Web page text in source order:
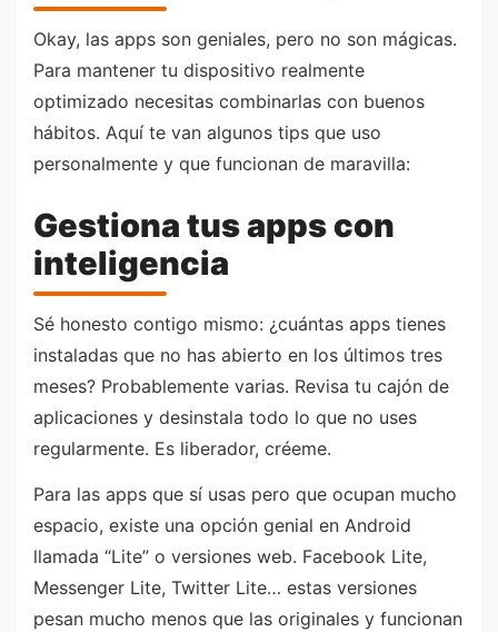
Okay, las apps son geniales, pero no son mágicas.
Para mantener tu dispositivo realmente
optimizado necesitas combinarlas con buenos
hábitos. Aquí te van algunos tips que uso
personalmente y que funcionan de maravilla:
Gestiona tus apps con
inteligencia
Sé honesto contigo mismo: ¿cuántas apps tienes
instaladas que no has abierto en los últimos tres
meses? Probablemente varias. Revisa tu cajón de
aplicaciones y desinstala todo lo que no uses
regularmente. Es liberador, créeme.
Para las apps que sí usas pero que ocupan mucho
espacio, existe una opción genial en Android
llamada “Lite” o versiones web. Facebook Lite,
Messenger Lite, Twitter Lite… estas versiones
pesan mucho menos que las originales y funcionan